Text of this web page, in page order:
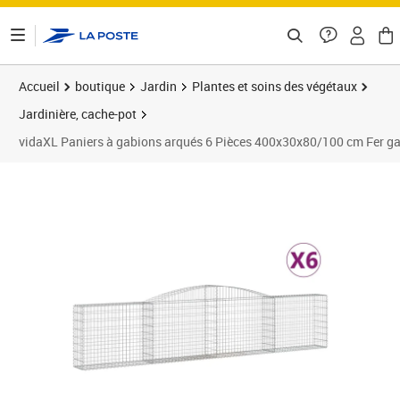
Accueil boutique Jardin
Plantes et soins des végétaux
Jardinière, cache-pot
vidaXL Paniers à gabions arqués 6 Pièces 400x30x80/100 cm Fer